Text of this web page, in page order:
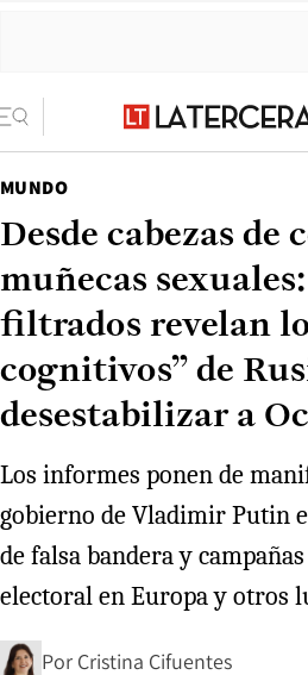
MUNDO
Desde cabezas de
muñecas
filtrados revelan
cognitivos” de
desestabilizar a
Los informes ponen de
gobierno de Vladimir Putin
de falsa bandera y
electoral en Europa y otros
Por Cristina Cifuentes